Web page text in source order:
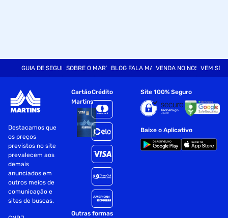
GUIA DE SEGURANÇASOBRE O MARTINSBLOG FALA MARTVENDA NO NOSSO SITE
VEM SER
Destacamos que
os preços
previstos no site
prevalecem aos
demais
anunciados em
outros meios de
comunicação e
sites de buscas.
Cartão
Martins
Crédito
Outras formas
Site 100% Seguro
Baixe o Aplicativo